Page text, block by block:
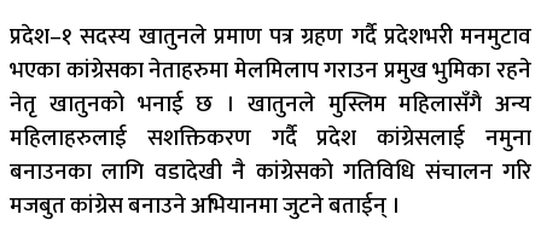
प्रदेश–१ सदस्य खातुनले प्रमाण पत्र ग्रहण गर्दै प्रदेशभरी मनमुटाव
भएका कांग्रेसका नेताहरुमा मेलमिलाप गराउन प्रमुख भुमिका रहने
नेतृ खातुनको भनाई छ । खातुनले मुस्लिम महिलासँगै अन्य
महिलाहरुलाई सशक्तिकरण गर्दै प्रदेश कांग्रेसलाई नमुना
बनाउनका लागि वडादेखी नै कांग्रेसको गतिविधि संचालन गरि
मजबुत कांग्रेस बनाउने अभियानमा जुटने बताईन् ।